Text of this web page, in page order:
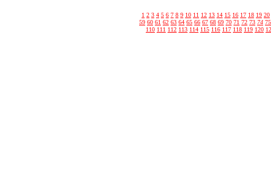
1 2 3 4 5 6 7 8 9 10 11 12 13 14 15 16 17 18 19 20
59 60 61 62 63 64 65 66 67 68 69 70 71 72 73 74 75
110 111 112 113 114 115 116 117 118 119 120